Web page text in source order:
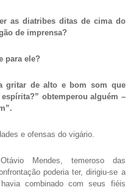
as diatribes ditas de cima do
de imprensa?
para ele?
gritar de alto e bom som que
obtemperou alguém –
e ofensas do vigário.
Mendes, temeroso das
poderia ter, dirigiu-se a
combinado com seus fiéis